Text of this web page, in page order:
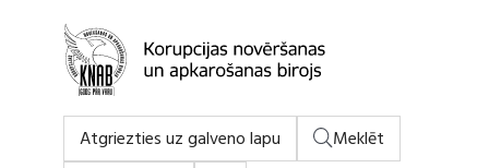
Atgriezties uz galveno lapu
Meklēt